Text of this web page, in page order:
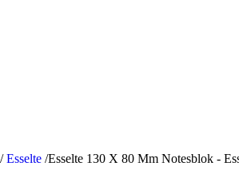
/ Esselte /Esselte 130 X 80 Mm Notesblok -